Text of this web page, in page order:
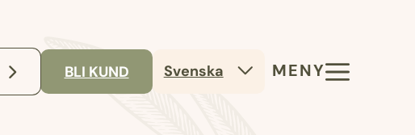
MENY
BLI KUND Svenska